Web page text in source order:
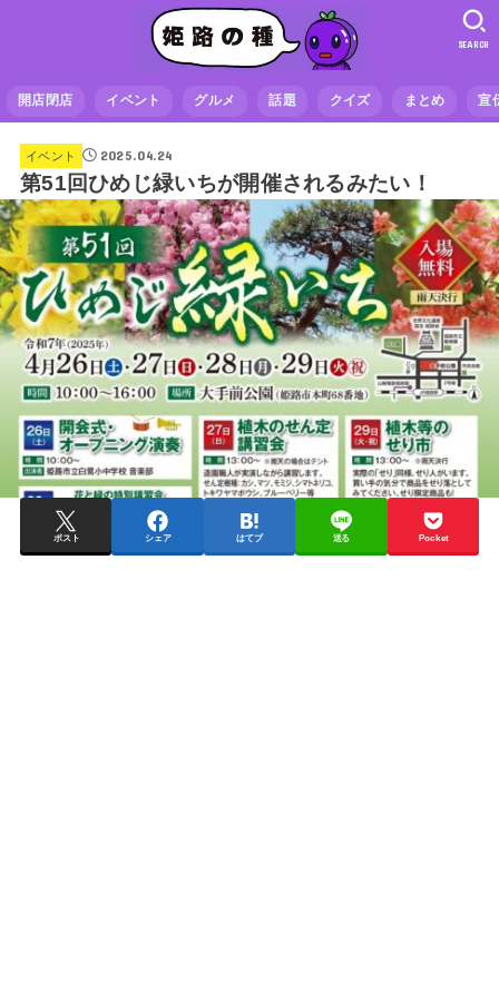
開店閉店 イベント グルメ 話題 クイズ まとめ 宣
SEARCH
イベント 2025.04.24
第51回ひめじ緑いちが開催されるみたい！
ポスト シェア はてブ 送る Pocket